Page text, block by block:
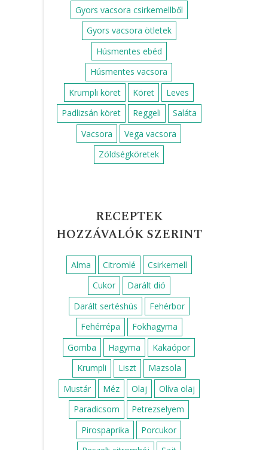
Gyors vacsora csirkemellből
Gyors vacsora ötletek
Húsmentes ebéd
Húsmentes vacsora
Krumpli köret
Köret
Leves
Padlizsán köret
Reggeli
Saláta
Vacsora
Vega vacsora
Zöldségköretek
RECEPTEK
HOZZÁVALÓK SZERINT
Alma Citromlé
Csirkemell
Cukor
Darált dió
Darált sertéshús
Fehérbor
Fehérrépa
Fokhagyma
Gomba
Hagyma
Kakaópor
Krumpli
Liszt
Mazsola
Mustár
Méz Olaj
Olíva olaj
Paradicsom
Petrezselyem
Pirospaprika
Porcukor